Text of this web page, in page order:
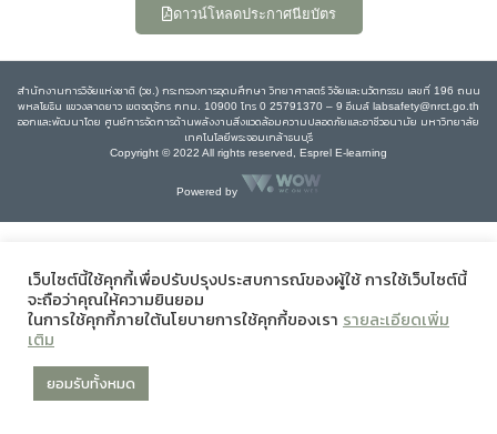
ดาวน์โหลดประกาศนียบัตร
สำนักงานการวิจัยแห่งชาติ (วช.) กระทรวงการอุดมศึกษา วิทยาศาสตร์ วิจัยและนวัตกรรม เลขที่ 196 ถนน
พหลโยธิน แขวงลาดยาว เขตจตุจักร กทม. 10900 โทร 0 25791370 – 9 อีเมล์ labsafety@nrct.go.th
ออกและพัฒนาโดย ศูนย์การจัดการด้านพลังงานสิ่งแวดล้อมความปลอดภัยและอาชีวอนามัย มหาวิทยาลัย
เทคโนโลยีพระจอมเกล้าธนบุรี
Copyright © 2022 All rights reserved, Esprel E-learning
Powered by
เว็บไซต์นี้ใช้คุกกี้เพื่อปรับปรุงประสบการณ์ของผู้ใช้ การใช้เว็บไซต์นี้
จะถือว่าคุณให้ความยินยอม
ในการใช้คุกกี้ภายใต้นโยบายการใช้คุกกี้ของเรา รายละเอียดเพิ่ม
เติม
ยอมรับทั้งหมด